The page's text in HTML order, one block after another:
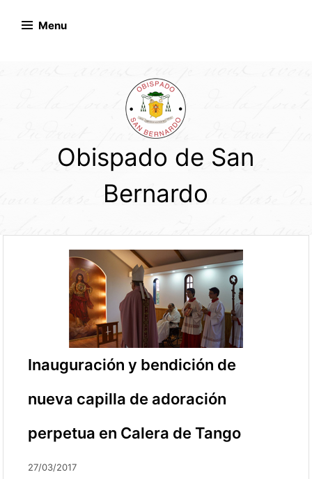
Menu
Obispado de San
Bernardo
Inauguración y bendición de
nueva capilla de adoración
perpetua en Calera de Tango
27/03/2017